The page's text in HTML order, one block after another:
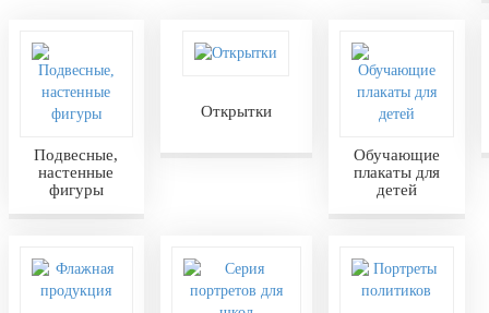
Подвесные,
настенные
фигуры
Открытки
Обучающие
плакаты для
детей